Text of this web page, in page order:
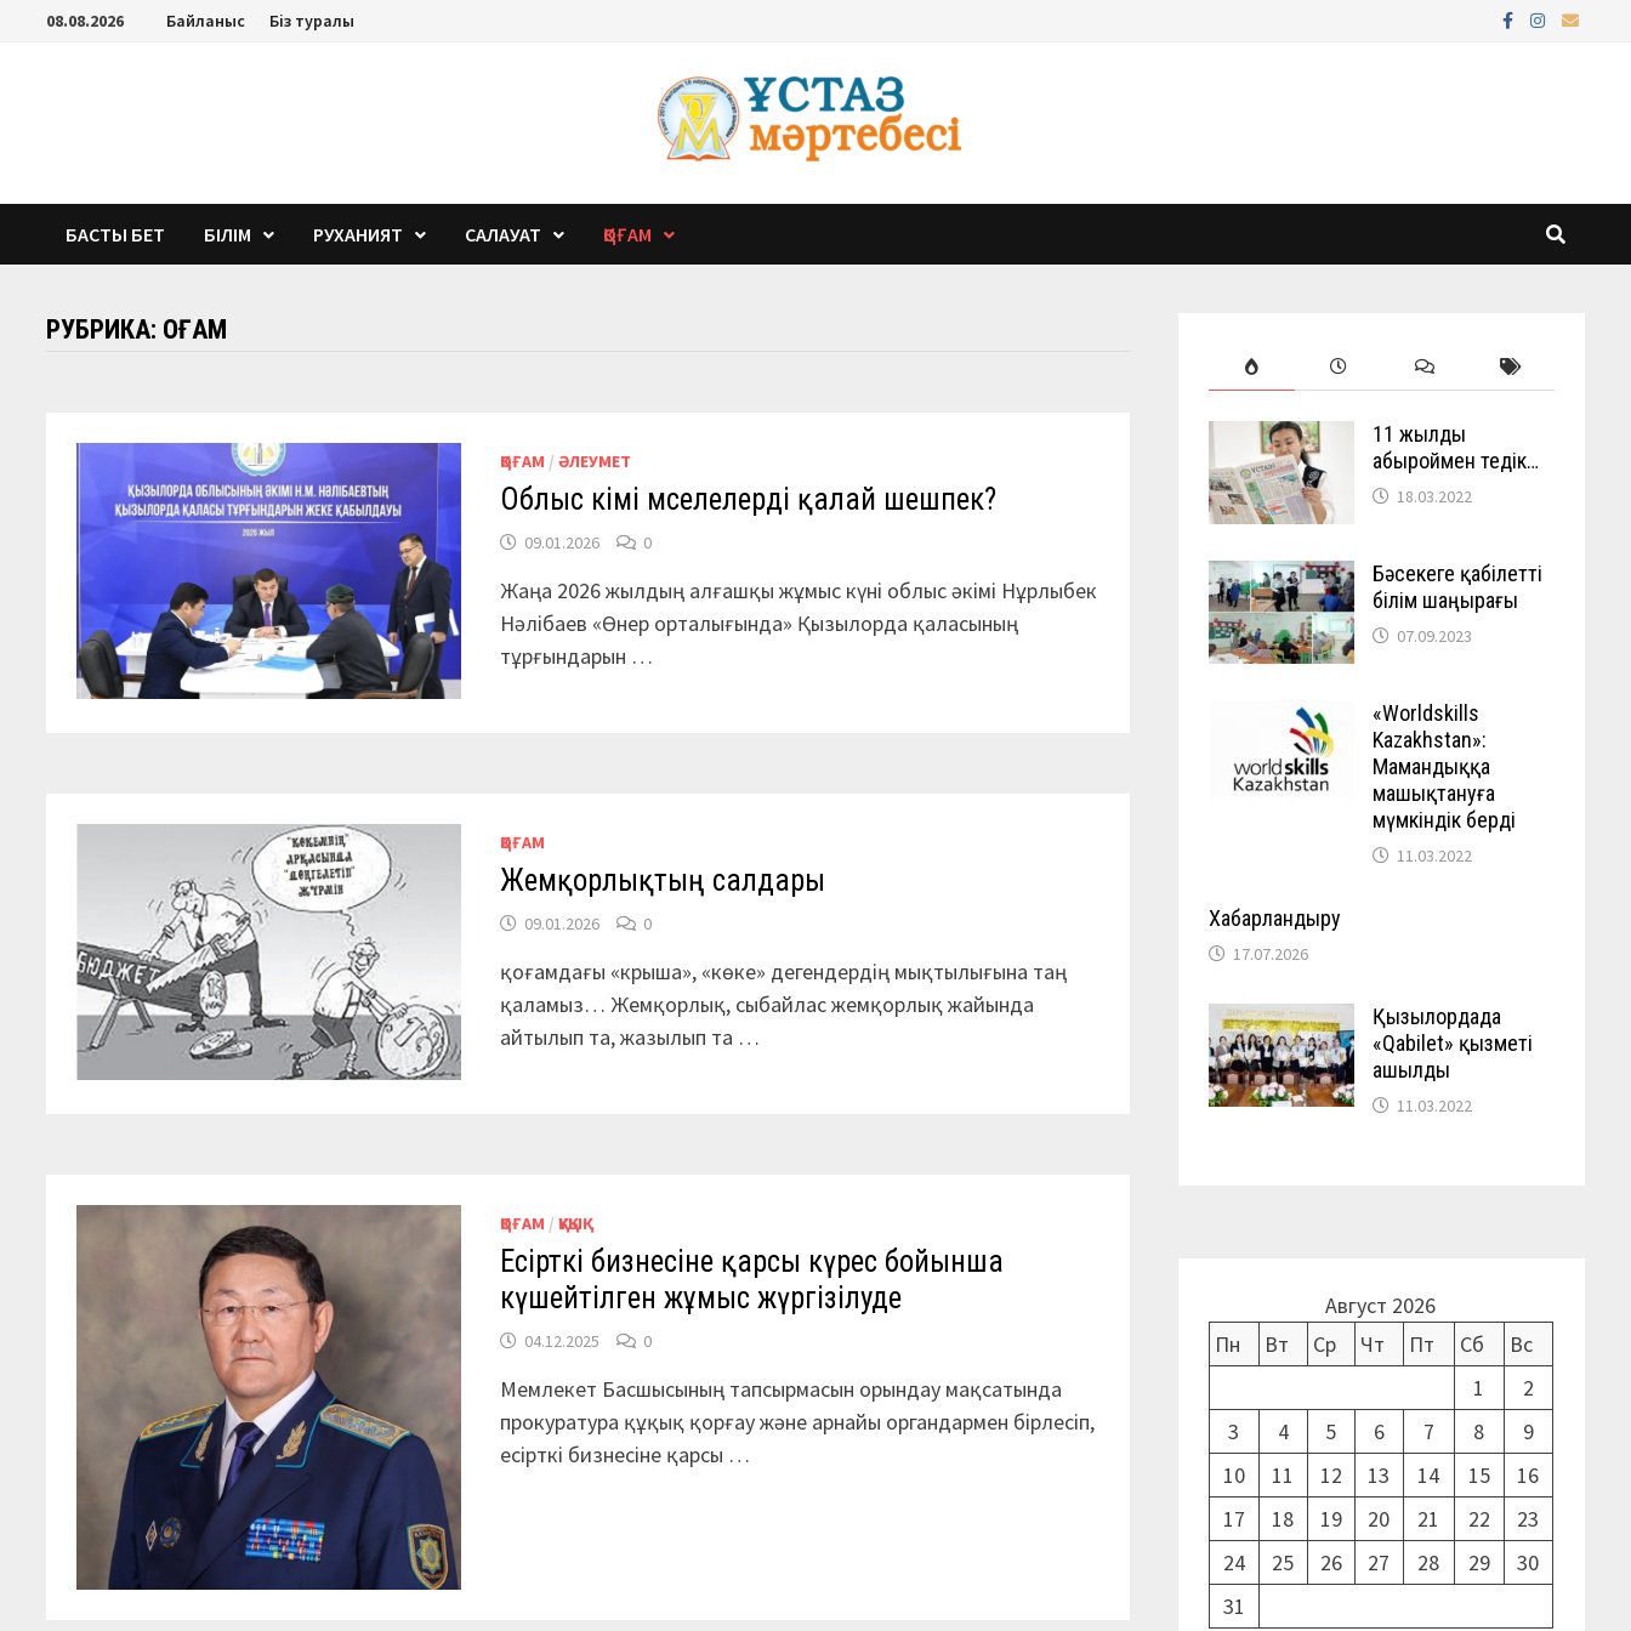
Перейти08.08.2026 Байланыс Біз туралы
БАСТЫ БЕТ БІЛІМ РУХАНИЯТ САЛАУАТ ҚОҒАМ
РУБРИКА: ҚОҒАМ
ҚОҒАМ /ӘЛЕУМЕТ
Облыс әкімі мәселелерді қалай шешпек?
09.01.2026 0
Жаңа 2026 жылдың алғашқы жұмыс күні облыс әкімі Нұрлыбек
Нәлібаев «Өнер орталығында» Қызылорда қаласының
тұрғындарын …
ҚОҒАМ
Жемқорлықтың салдары
09.01.2026 0
қоғамдағы «крыша», «көке» дегендердің мықтылығына таң
қаламыз… Жемқорлық, сыбайлас жемқорлық жайында
айтылып та, жазылып та …
ҚОҒАМ /ҚҰҚЫҚ
Есірткі бизнесіне қарсы күрес бойынша
күшейтілген жұмыс жүргізілуде
04.12.2025 0
Мемлекет Басшысының тапсырмасын орындау мақсатында
прокуратура құқық қорғау және арнайы органдармен бірлесіп,
есірткі бизнесіне қарсы …
11 жылды
абыроймен өтедік…
18.03.2022
Бәсекеге қабілетті
білім шаңырағы
07.09.2023
«Worldskills
Kazakhstan»:
Мамандыққа
машықтануға
мүмкіндік берді
11.03.2022
Хабарландыру
17.07.2026
Қызылордада
«Qabilet» қызметі
ашылды
11.03.2022
Август 2026
Пн
Вт Ср Чт Пт Сб
Вс
1
2
3
4 5 6 7 8
9
10
11 12 13 14 15
16
17
18 19 20 21 22
23
24
25 26 27 28 29
30
31